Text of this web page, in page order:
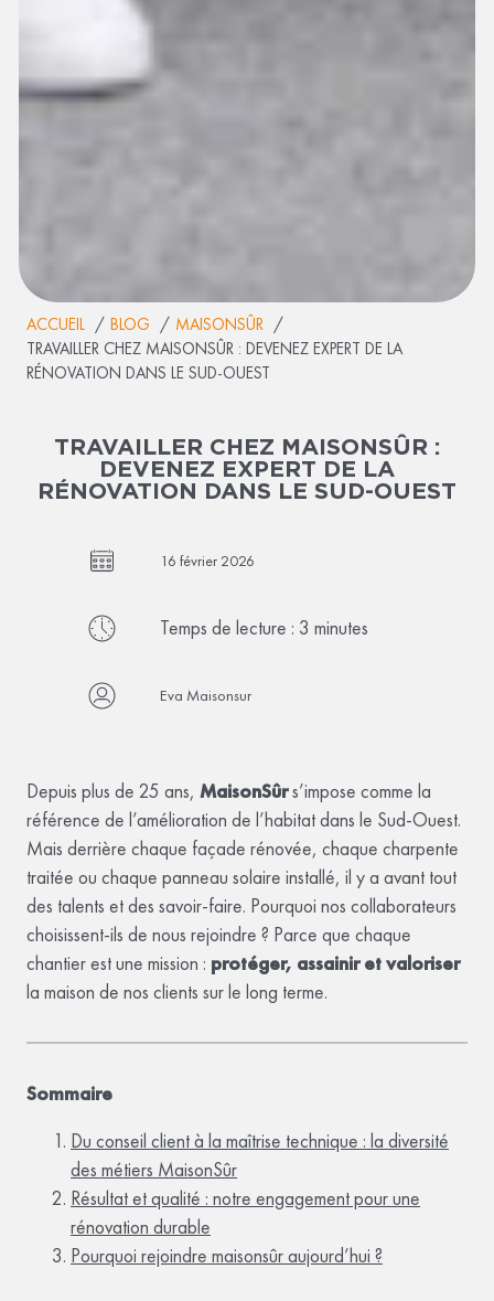
ACCUEIL BLOG
MAISONSÛR
TRAVAILLER CHEZ MAISONSÛR : DEVENEZ EXPERT DE LA
RÉNOVATION DANS LE SUD-OUEST
TRAVAILLER CHEZ MAISONSÛR :
DEVENEZ EXPERT DE LA
RÉNOVATION DANS LE SUD-OUEST
16 février 2026
Temps de lecture : 3 minutes
Eva Maisonsur
Depuis plus de 25 ans, MaisonSûrs’impose comme la
référence de l’amélioration de l’habitat dans le Sud-Ouest.
Mais derrière chaque façade rénovée, chaque charpente
traitée ou chaque panneau solaire installé, il y a avant tout
des talents et des savoir-faire. Pourquoi nos collaborateurs
choisissent-ils de nous rejoindre ? Parce que chaque
chantier est une mission : protéger, assainir et valoriser
la maison de nos clients sur le long terme.
Sommaire
Du conseil client à la maîtrise technique : la diversité
des métiers MaisonSûr
Résultat et qualité : notre engagement pour une
rénovation durable
Pourquoi rejoindre maisonsûr aujourd’hui ?